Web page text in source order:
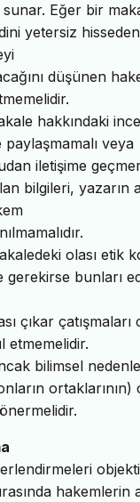
sunar. Eğer bir
yetersiz
düşünen
hakkındaki
veya
iletişime
bilgileri, yazarın
olası etik
gerekirse bunları
çıkar
etmemelidir.
bilimsel
ortaklarının)
önermelidir.
hakemlerin